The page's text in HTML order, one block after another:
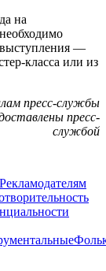
на
выступления —
класса или из
пресс-службы
пресс-
службой
Рекламодателям